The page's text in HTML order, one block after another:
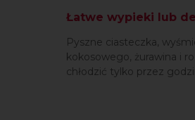
Łatwe wypieki lub
Pyszne ciasteczka,
kokosowego, żurawina i
chłodzić tylko przez